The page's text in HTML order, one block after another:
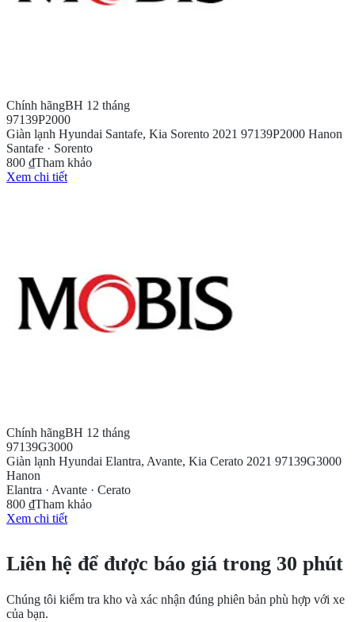
Chính hãngBH 12 tháng
97139P2000
Giàn lạnh Hyundai Santafe, Kia Sorento 2021 97139P2000 Hanon
Santafe · Sorento
800 ₫Tham khảo
Xem chi tiết
Chính hãngBH 12 tháng
97139G3000
Giàn lạnh Hyundai Elantra, Avante, Kia Cerato 2021 97139G3000
Hanon
Elantra · Avante · Cerato
800 ₫Tham khảo
Xem chi tiết
Liên hệ để được báo giá trong 30 phút
Chúng tôi kiểm tra kho và xác nhận đúng phiên bản phù hợp với xe
của bạn.